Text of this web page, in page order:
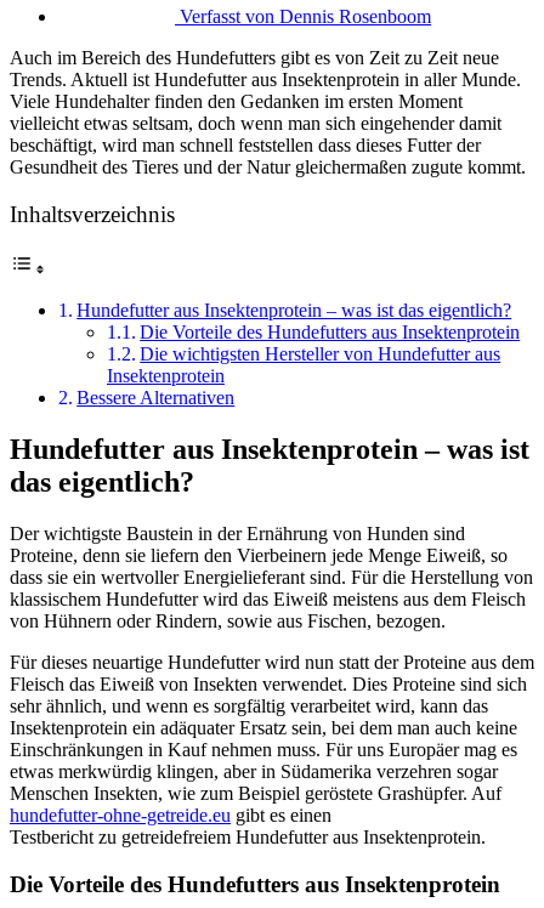
Verfasst von Dennis Rosenboom
Auch im Bereich des Hundefutters gibt es von Zeit zu Zeit neue
Trends. Aktuell ist Hundefutter aus Insektenprotein in aller Munde.
Viele Hundehalter finden den Gedanken im ersten Moment
vielleicht etwas seltsam, doch wenn man sich eingehender damit
beschäftigt, wird man schnell feststellen dass dieses Futter der
Gesundheit des Tieres und der Natur gleichermaßen zugute kommt.
Inhaltsverzeichnis
Hundefutter aus Insektenprotein – was ist das eigentlich?
Die Vorteile des Hundefutters aus Insektenprotein
Die wichtigsten Hersteller von Hundefutter aus
Insektenprotein
Bessere Alternativen
Hundefutter aus Insektenprotein – was ist
das eigentlich?
Der wichtigste Baustein in der Ernährung von Hunden sind
Proteine, denn sie liefern den Vierbeinern jede Menge Eiweiß, so
dass sie ein wertvoller Energielieferant sind. Für die Herstellung von
klassischem Hundefutter wird das Eiweiß meistens aus dem Fleisch
von Hühnern oder Rindern, sowie aus Fischen, bezogen.
Für dieses neuartige Hundefutter wird nun statt der Proteine aus dem
Fleisch das Eiweiß von Insekten verwendet. Dies Proteine sind sich
sehr ähnlich, und wenn es sorgfältig verarbeitet wird, kann das
Insektenprotein ein adäquater Ersatz sein, bei dem man auch keine
Einschränkungen in Kauf nehmen muss. Für uns Europäer mag es
etwas merkwürdig klingen, aber in Südamerika verzehren sogar
Menschen Insekten, wie zum Beispiel geröstete Grashüpfer. Auf
hundefutter-ohne-getreide.eu gibt es einen
Testbericht zu getreidefreiem Hundefutter aus Insektenprotein.
Die Vorteile des Hundefutters aus Insektenprotein